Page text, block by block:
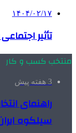
۱۴۰۴/۰۲/۱۷
تأثیر
منتخب کسب و کار
3 هفته پیش
راهنمای
سیلکوه